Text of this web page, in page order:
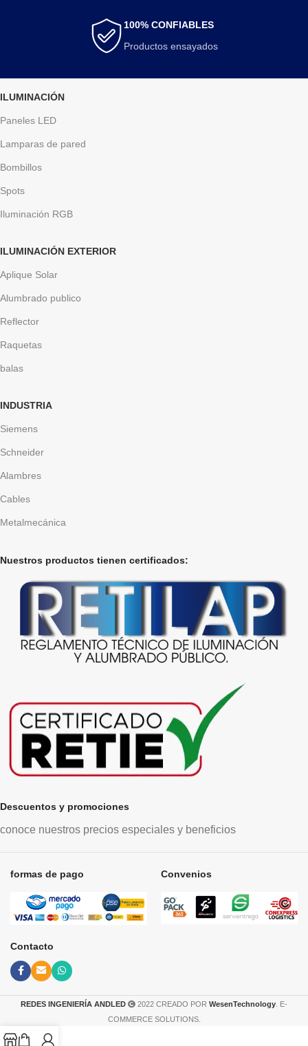
100% CONFIABLES
Productos ensayados
ILUMINACIÓN
Paneles LED
Lamparas de pared
Bombillos
Spots
Iluminación RGB
ILUMINACIÓN EXTERIOR
Aplique Solar
Alumbrado publico
Reflector
Raquetas
balas
INDUSTRIA
Siemens
Schneider
Alambres
Cables
Metalmecánica
Nuestros productos tienen certificados:
Descuentos y promociones
conoce nuestros precios especiales y beneficios
formas de pago Convenios
Contacto
REDES INGENIERÍA ANDLED 2022 CREADO POR WesenTechnology . E-
COMMERCE SOLUTIONS.